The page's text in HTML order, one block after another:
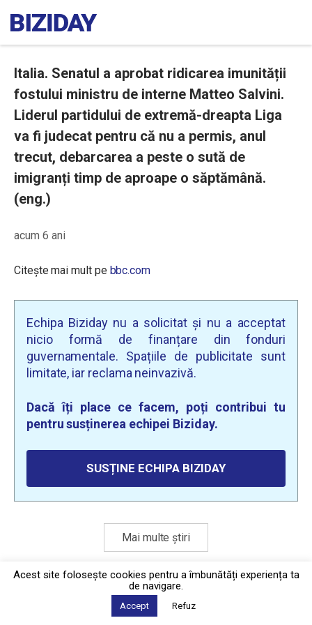
Italia. Senatul a aprobat ridicarea imunității
fostului ministru de interne Matteo Salvini.
Liderul partidului de extremă-dreapta Liga
va fi judecat pentru că nu a permis, anul
trecut, debarcarea a peste o sută de
imigranți timp de aproape o săptămână.
(eng.)
acum 6 ani
Citește mai mult pe bbc.com
Echipa Biziday nu a solicitat și nu a acceptat
nicio formă de finanțare din fonduri
guvernamentale. Spațiile de publicitate sunt
limitate, iar reclama neinvazivă.
Dacă îți place ce facem, poți contribui tu
pentru susținerea echipei Biziday.
SUSȚINE ECHIPA BIZIDAY
Mai multe știri
Politica de confidențialitate
2026 © Biziday
Acest site foloseşte cookies pentru a îmbunătăți experiența ta
de navigare.
Accept Refuz